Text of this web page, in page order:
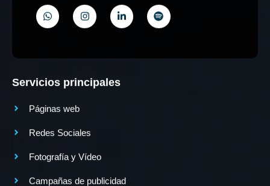
Servicios principales
Páginas web
Redes Sociales
Fotografía y Vídeo
Campañas de publicidad